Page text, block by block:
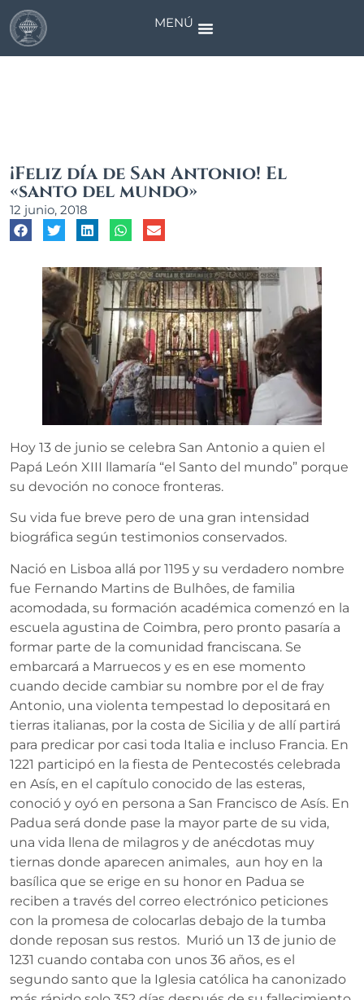
MENÚ
¡Feliz día de San Antonio! El
«santo del mundo»
12 junio, 2018
Hoy 13 de junio se celebra San Antonio a quien el
Papá León XIII llamaría “el Santo del mundo” porque
su devoción no conoce fronteras.
Su vida fue breve pero de una gran intensidad
biográfica según testimonios conservados.
Nació en Lisboa allá por 1195 y su verdadero nombre
fue Fernando Martins de Bulhôes, de familia
acomodada, su formación académica comenzó en la
escuela agustina de Coimbra, pero pronto pasaría a
formar parte de la comunidad franciscana. Se
embarcará a Marruecos y es en ese momento
cuando decide cambiar su nombre por el de fray
Antonio, una violenta tempestad lo depositará en
tierras italianas, por la costa de Sicilia y de allí partirá
para predicar por casi toda Italia e incluso Francia. En
1221 participó en la fiesta de Pentecostés celebrada
en Asís, en el capítulo conocido de las esteras,
conoció y oyó en persona a San Francisco de Asís. En
Padua será donde pase la mayor parte de su vida,
una vida llena de milagros y de anécdotas muy
tiernas donde aparecen animales, aun hoy en la
basílica que se erige en su honor en Padua se
reciben a través del correo electrónico peticiones
con la promesa de colocarlas debajo de la tumba
donde reposan sus restos. Murió un 13 de junio de
1231 cuando contaba con unos 36 años, es el
segundo santo que la Iglesia católica ha canonizado